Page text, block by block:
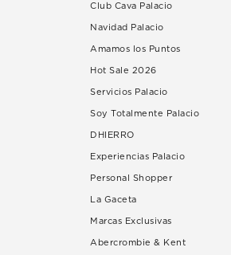
Club Cava Palacio
Navidad Palacio
Amamos los Puntos
Hot Sale 2026
Servicios Palacio
Soy Totalmente Palacio
DHIERRO
Experiencias Palacio
Personal Shopper
La Gaceta
Marcas Exclusivas
Abercrombie & Kent